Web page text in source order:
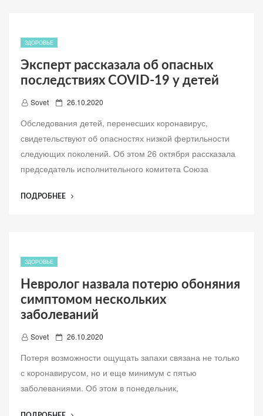
19
У
ДОБРОВОЛЬЦЕВ”
ЗДОРОВЬЕ
Эксперт рассказала об опасных
последствиях COVID-19 у детей
Sovet
Д
б
а
в
л
н
26.10.2020
Обследования детей, перенесших коронавирус,
свидетельствуют об опасностях низкой фертильности
следующих поколений. Об этом 26 октября рассказала
председатель исполнительного комитета Союза
ПОДРОБНЕЕ
“ЭКСПЕРТ
У
ДЕТЕЙ”
ЗДОРОВЬЕ
Невролог назвала потерю обоняния
симптомом нескольких
заболеваний
Sovet
Д
б
а
в
26.10.2020
Потеря возможности ощущать запахи связана не только
с коронавирусом, но и еще минимум с пятью
заболеваниями. Об этом в понедельник,
“НЕВРОЛОГ